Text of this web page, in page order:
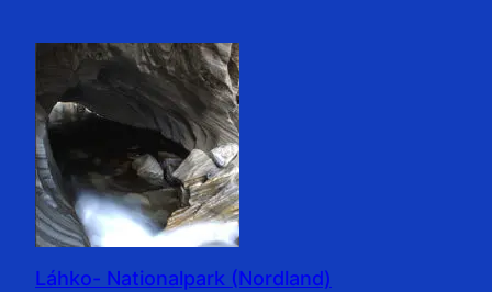
Láhko- Nationalpark (Nordland)